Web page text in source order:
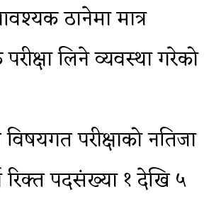
ठानेमा मात्र
लिने व्यवस्था गरेको
परीक्षाको नतिजा
रिक्त पदसंख्या १ देखि ५